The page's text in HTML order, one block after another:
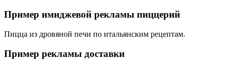
Пример имиджевой рекламы пиццерий
Пицца из дровяной печи по итальянским рецептам.
Пример рекламы доставки